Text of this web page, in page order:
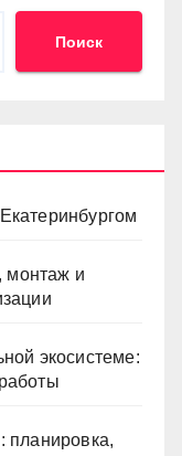
Поиск
монтаж и
экосистеме:
планировка,